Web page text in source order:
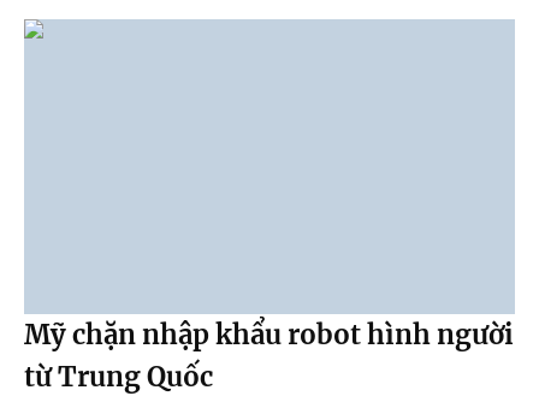
Mỹ chặn nhập khẩu robot hình người
từ Trung Quốc